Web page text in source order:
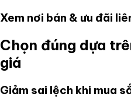
Xem nơi bán & ưu đãi
Chọn đúng dựa
giá
Giảm sai lệch khi mua